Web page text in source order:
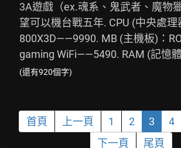
3A遊戲（ex.魂系、鬼武者、魔物
望可以機台戰五年. CPU (中央處理
800X3D——9990. MB (主機板)：
gaming WiFi——5490. RAM (記憶
(還有920個字)
首頁 上一頁 1 2 3 4
下一頁
尾頁